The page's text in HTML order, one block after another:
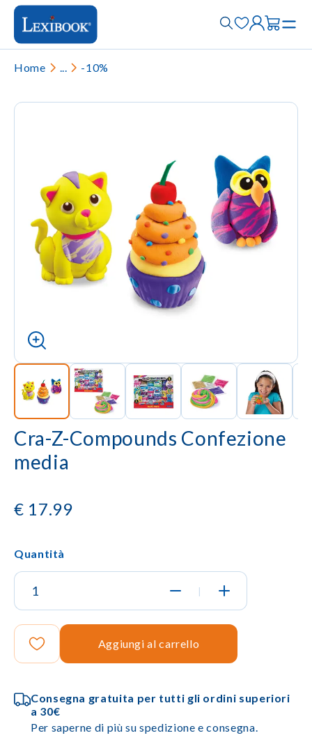
Home ... -10%
Cra-Z-Compounds Confezione
media
€ 17.99
Quantità
|
Aggiungi al carrello
Consegna gratuita per tutti gli ordini superiori
a 30€
Per saperne di più su spedizione e consegna.